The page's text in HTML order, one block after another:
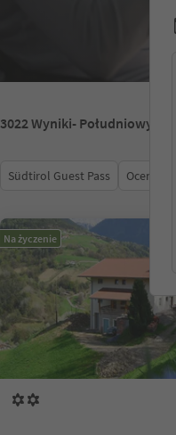
3022Wyniki- Południowy
Südtirol Guest Pass Ocena
Na życzenie